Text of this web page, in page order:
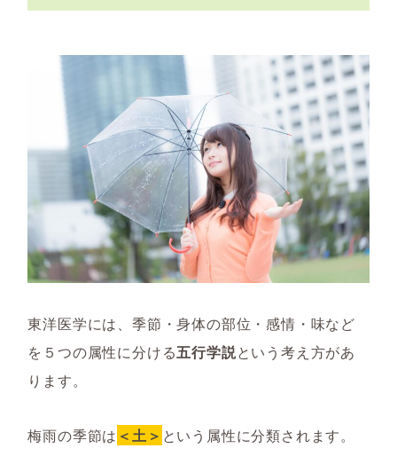
東洋医学には、季節・身体の部位・感情・味など
を５つの属性に分ける五行学説という考え方があ
ります。
梅雨の季節は ＜土＞ という属性に分類されます。